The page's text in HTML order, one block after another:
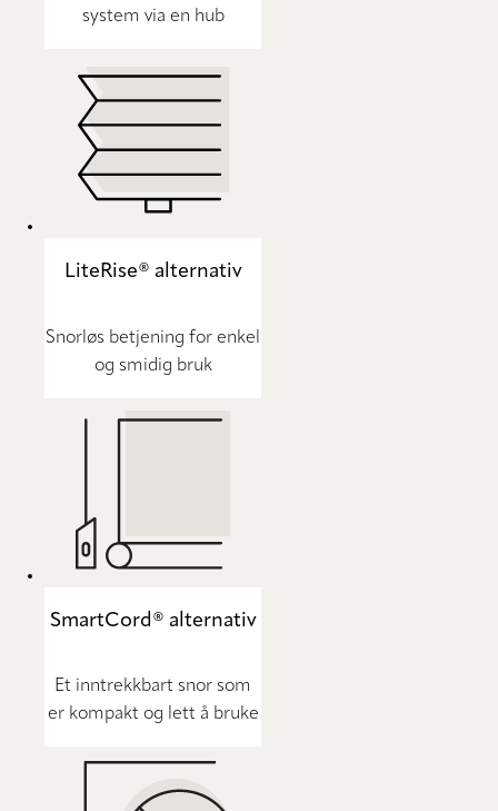
system via en hub
LiteRise® alternativ
Snorløs betjening for enkel
og smidig bruk
SmartCord® alternativ
Et inntrekkbart snor som
er kompakt og lett å bruke